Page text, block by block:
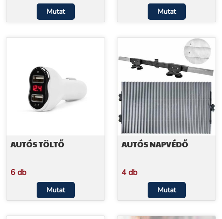
Mutat Mutat
AUTÓS TÖLTŐ
6 db
Mutat
AUTÓS NAPVÉDŐ
4 db
Mutat